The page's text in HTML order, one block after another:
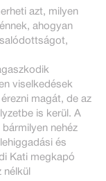
azt, milyen
ahogyan
viselkedések
magát, de az
is kerül. A
nehéz
és
Kati megkapó